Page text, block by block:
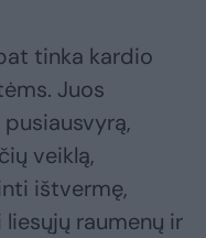
tinka kardio
Juos
veiklą,
ištvermę,
raumenų ir